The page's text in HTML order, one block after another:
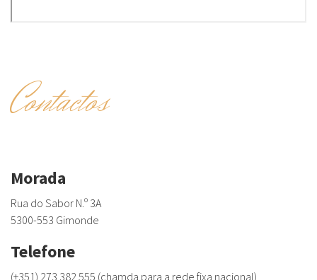
Contactos
Morada
Rua do Sabor N.º 3A
5300-553 Gimonde
Telefone
(+351) 273 382 555 (chamda para a rede fixa nacional)